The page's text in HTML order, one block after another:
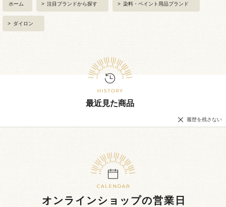
ホーム > 注目ブランドから探す > 染料・ペイント用品ブランド
> ダイロン
最近見た商品
履歴を残さない
オンラインショップの営業日